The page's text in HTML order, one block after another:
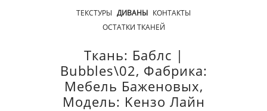
ТЕКСТУРЫ ДИВАНЫ КОНТАКТЫ
ОСТАТКИ ТКАНЕЙ
Ткань: Баблс |
Bubbles\02, Фабрика:
Мебель Баженовых,
Модель: Keнзо Лайн